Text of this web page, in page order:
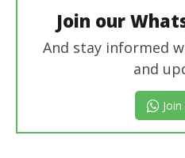
Join our
And stay informed
and